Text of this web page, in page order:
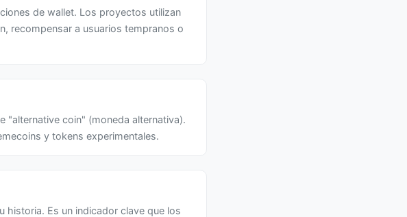
de wallet. Los proyectos utilizan
recompensar a usuarios tempranos o
"alternative coin" (moneda alternativa).
y tokens experimentales.
historia. Es un indicador clave que los